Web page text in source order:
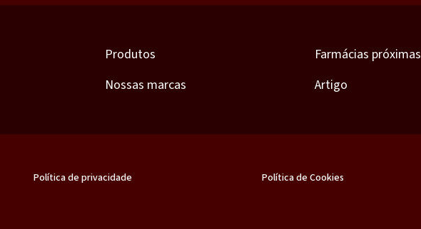
Produtos
Nossas marcas
Farmácias próximas
Artigo
Política de privacidade Política de Cookies